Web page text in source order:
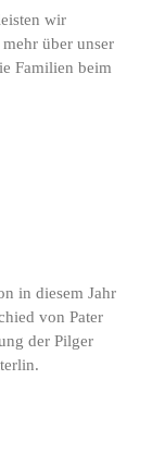
wir
über unser
Familien beim
in diesem Jahr
von Pater
der Pilger